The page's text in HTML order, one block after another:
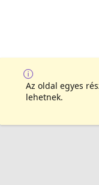
Az oldal egyes
lehetnek.